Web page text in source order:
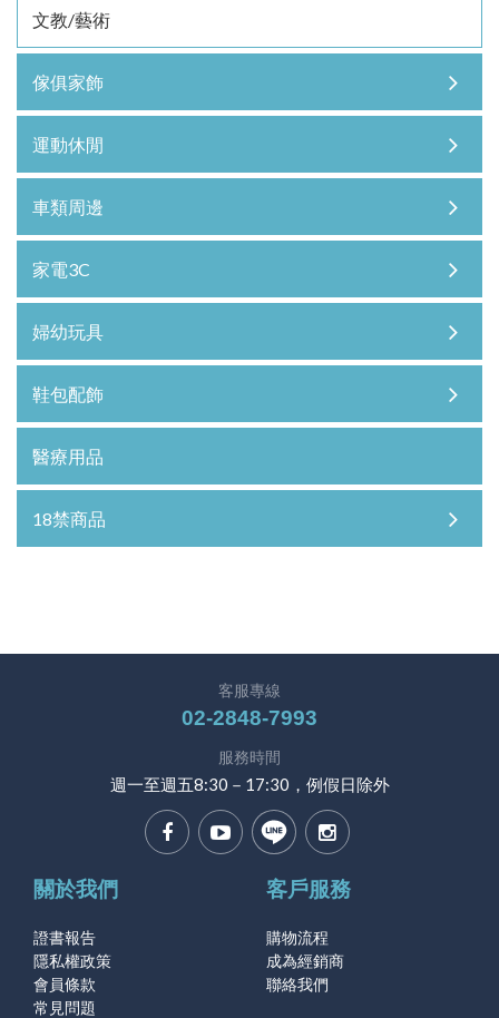
文教/藝術
傢俱家飾
運動休閒
車類周邊
家電3C
婦幼玩具
鞋包配飾
醫療用品
18禁商品
客服專線
02-2848-7993
服務時間
週一至週五8:30－17:30，例假日除外
關於我們
證書報告
隱私權政策
會員條款
常見問題
客戶服務
購物流程
成為經銷商
聯絡我們